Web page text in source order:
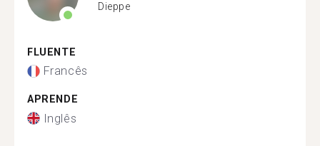
Dieppe
FLUENTE
Francês
APRENDE
Inglês